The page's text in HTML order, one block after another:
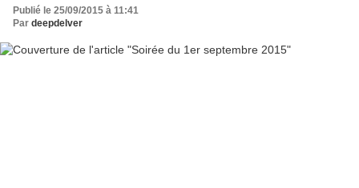
Publié le 25/09/2015 à 11:41
Par deepdelver